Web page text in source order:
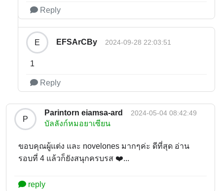
Reply
E EFSArCBy 2024-09-28 22:03:51
1
Reply
P
Parintorn eiamsa-ard 2024-05-04 08:42:49
บัลลังก์หมอยาเซียน
ขอบคุณผู้แต่ง และ novelones มากๆค่ะ ดีที่สุด อ่าน
รอบที่ 4 แล้วก็ยังสนุกครบรส ❤️...
reply